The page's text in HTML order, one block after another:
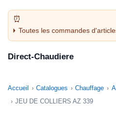
Toutes les commandes
avant 14H sont expédiées le
Direct-Chaudiere
Accueil Catalogues Chauffage
JEU DE COLLIERS AZ 339